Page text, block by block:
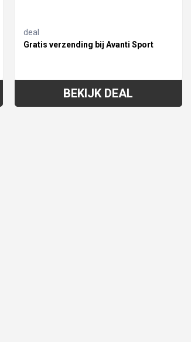
deal
Gratis verzending bij Avanti Sport
BEKIJK DEAL